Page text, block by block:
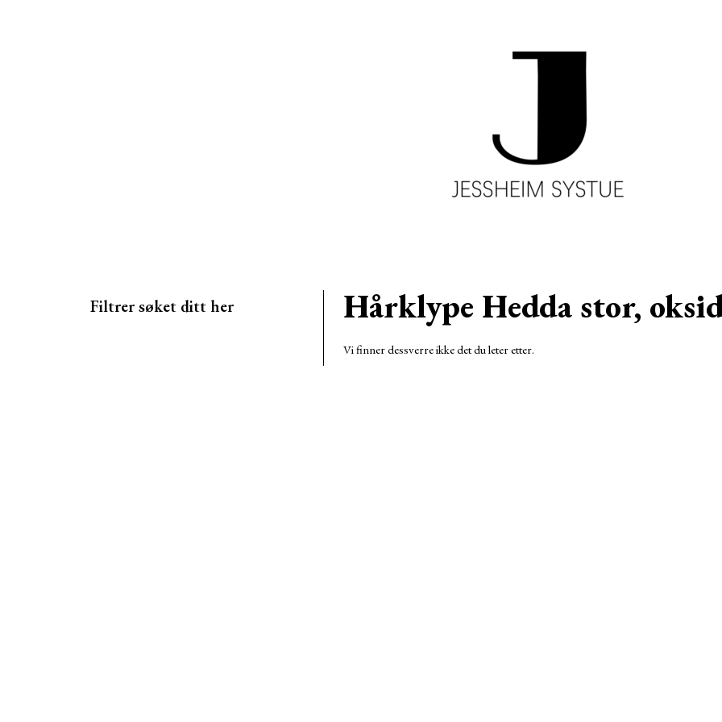
Filtrer søket ditt her Hårklype Hedda stor,
Vi finner dessverre ikke det du leter etter.